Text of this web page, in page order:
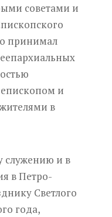
советами и
принимал
и
в
служению и в
в Петро-
Светлого
года,